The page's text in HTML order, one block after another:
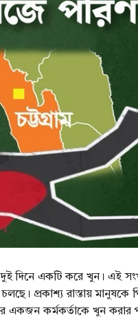
দুই দিনে একটি করে খুন। এই
প্রকাশ্য রাস্তায় মানুষকে
কর্মকর্তাকে খুন করার